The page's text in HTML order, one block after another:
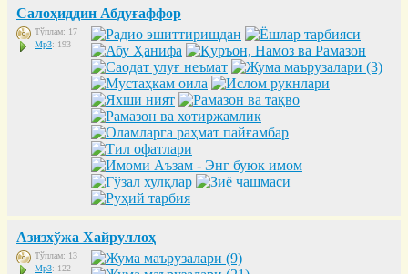
Салоҳиддин Абдуғаффор
Тўплам: 17
Mp3: 193
Азизхўжа Хайруллоҳ
Тўплам: 13
Mp3: 122